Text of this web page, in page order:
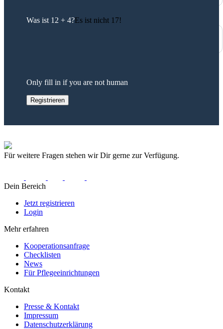
Was ist 12 + 4?Es ist nicht 17!
Only fill in if you are not human
Für weitere Fragen stehen wir Dir gerne zur Verfügung.
Dein Bereich
Jetzt registrieren
Login
Mehr erfahren
Kooperationsanfrage
Checklisten
News
Für Pflegeeinrichtungen
Kontakt
Presse & Kontakt
Impressum
Datenschutzerklärung